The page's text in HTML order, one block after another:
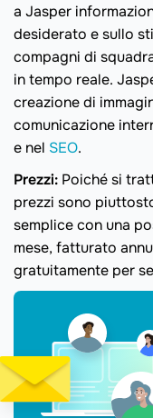
a Jasper
desiderato e sullo
compagni di
in tempo reale.
creazione di
comunicazione
e nel SEO.
Prezzi: Poiché si
prezzi sono
semplice con una
mese, fatturato
gratuitamente per